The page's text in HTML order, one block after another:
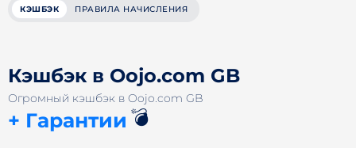
КЭШБЭК ПРАВИЛА НАЧИСЛЕНИЯ
Кэшбэк в Oojo.com GB
Огромный кэшбэк в Oojo.com GB
+ Гарантии 💣